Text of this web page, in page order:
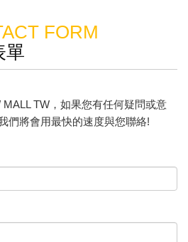
FORM
單
TW，如果您有任何疑問或意
們將會用最快的速度與您聯絡!